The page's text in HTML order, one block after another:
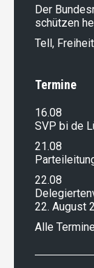
Der
schützen
Tell,
Termine
16.08
SVP bi de
21.08
22.08
22. August
Alle Termine